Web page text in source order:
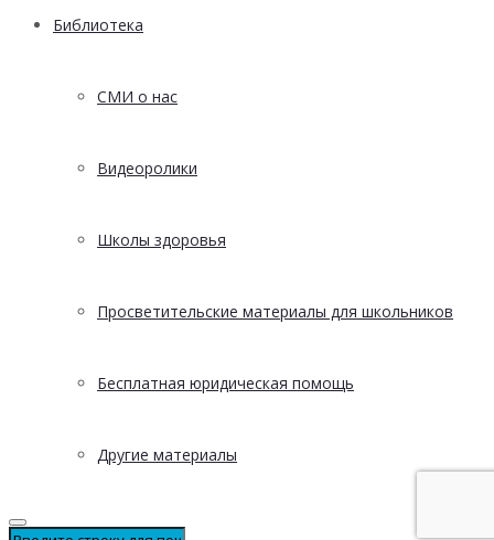
Библиотека
СМИ о нас
Видеоролики
Школы здоровья
Просветительские материалы для школьников
Бесплатная юридическая помощь
Другие материалы